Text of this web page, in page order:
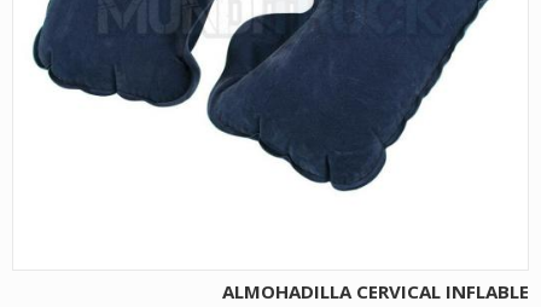
ALMOHADILLA CERVICAL INFLABLE